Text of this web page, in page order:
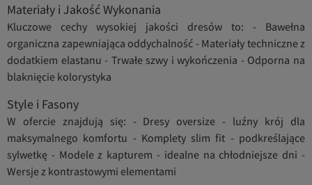
Materiały i Jakość Wykonania
Kluczowe cechy wysokiej jakości dresów to: - Bawełna
organiczna zapewniająca oddychalność - Materiały techniczne z
dodatkiem elastanu - Trwałe szwy i wykończenia - Odporna na
blaknięcie kolorystyka
Style i Fasony
W ofercie znajdują się: - Dresy oversize - luźny krój dla
maksymalnego komfortu - Komplety slim fit - podkreślające
sylwetkę - Modele z kapturem - idealne na chłodniejsze dni -
Wersje z kontrastowymi elementami